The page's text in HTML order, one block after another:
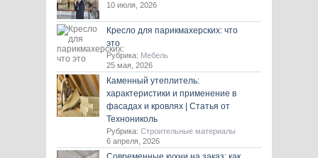
10 июля, 2026
Кресло для парикмахерских: что
это
Рубрика: Мебель
25 мая, 2026
Каменный утеплитель:
характеристики и применение в
фасадах и кровлях | Статья от
Технониколь
Рубрика: Строительные материалы
6 апреля, 2026